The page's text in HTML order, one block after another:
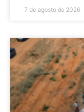
7 de agosto de 2026